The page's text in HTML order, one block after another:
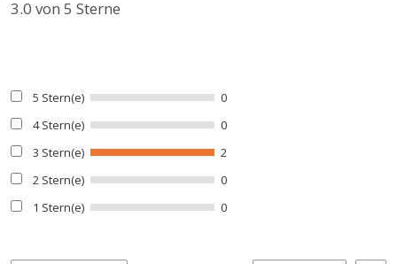
3.0 von 5 Sterne
5 Stern(e)
0
4 Stern(e)
0
3 Stern(e)
2
2 Stern(e)
0
1 Stern(e)
0